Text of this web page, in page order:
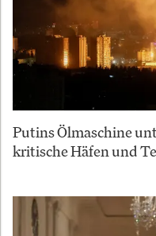
Putins Ölmaschine
kritische Häfen und